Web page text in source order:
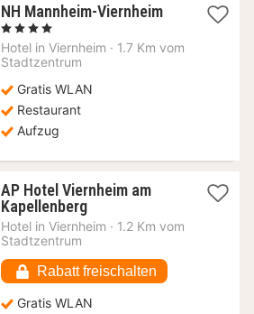
NH Mannheim-Viernheim1
ab
, 4 Sterne
Hotel in Viernheim · 1.7 Km vom
Stadtzentrum
Gratis WLAN
Restaurant
Aufzug
AP Hotel Viernheim am
Kapellenberg1
Nacht
€
Hotel in Viernheim · 1.2 Km vom
Stadtzentrum
Rabatt freischalten
Gratis WLAN